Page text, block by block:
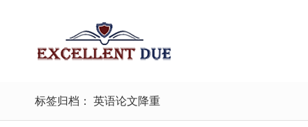
标签归档： 英语论文降重